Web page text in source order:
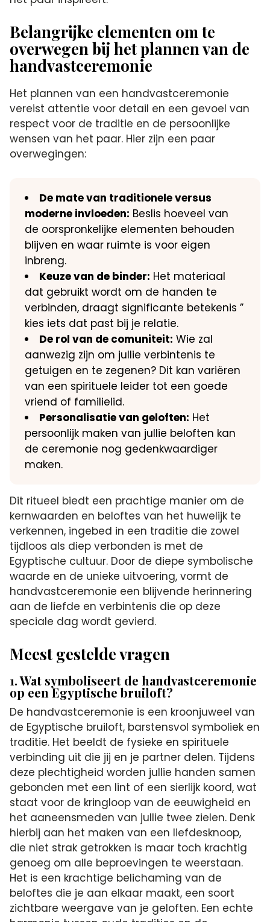
Belangrijke elementen om te
overwegen bij het plannen van de
handvastceremonie
Het plannen van een handvastceremonie
vereist attentie voor detail en een gevoel van
respect voor de traditie en de persoonlijke
wensen van het paar. Hier zijn een paar
overwegingen:
De mate van traditionele versus
moderne invloeden: Beslis hoeveel van
de oorspronkelijke elementen behouden
blijven en waar ruimte is voor eigen
inbreng.
Keuze van de binder: Het materiaal
dat gebruikt wordt om de handen te
verbinden, draagt significante betekenis ”
kies iets dat past bij je relatie.
De rol van de comuniteit: Wie zal
aanwezig zijn om jullie verbintenis te
getuigen en te zegenen? Dit kan variëren
van een spirituele leider tot een goede
vriend of familielid.
Personalisatie van geloften: Het
persoonlijk maken van jullie beloften kan
de ceremonie nog gedenkwaardiger
maken.
Dit ritueel biedt een prachtige manier om de
kernwaarden en beloftes van het huwelijk te
verkennen, ingebed in een traditie die zowel
tijdloos als diep verbonden is met de
Egyptische cultuur. Door de diepe symbolische
waarde en de unieke uitvoering, vormt de
handvastceremonie een blijvende herinnering
aan de liefde en verbintenis die op deze
speciale dag wordt gevierd.
Meest gestelde vragen
1. Wat symboliseert de handvastceremonie
op een Egyptische bruiloft?
De handvastceremonie is een kroonjuweel van
de Egyptische bruiloft, barstensvol symboliek en
traditie. Het beeldt de fysieke en spirituele
verbinding uit die jij en je partner delen. Tijdens
deze plechtigheid worden jullie handen samen
gebonden met een lint of een sierlijk koord, wat
staat voor de kringloop van de eeuwigheid en
het aaneensmeden van jullie twee zielen. Denk
hierbij aan het maken van een liefdesknoop,
die niet strak getrokken is maar toch krachtig
genoeg om alle beproevingen te weerstaan.
Het is een krachtige belichaming van de
beloftes die je aan elkaar maakt, een soort
zichtbare weergave van je geloften. Een echte